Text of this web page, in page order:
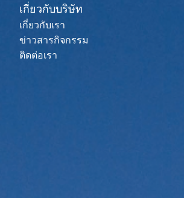
เกี่ยวกับบริษัท
เกี่ยวกับเรา
ข่าวสารกิจกรรม
ติดต่อเรา